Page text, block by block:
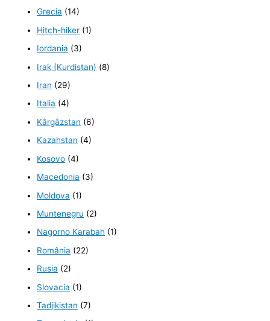
Grecia (14)
Hitch-hiker (1)
Iordania (3)
Irak (Kurdistan) (8)
Iran (29)
Italia (4)
Kârgâzstan (6)
Kazahstan (4)
Kosovo (4)
Macedonia (3)
Moldova (1)
Muntenegru (2)
Nagorno Karabah (1)
România (22)
Rusia (2)
Slovacia (1)
Tadjikistan (7)